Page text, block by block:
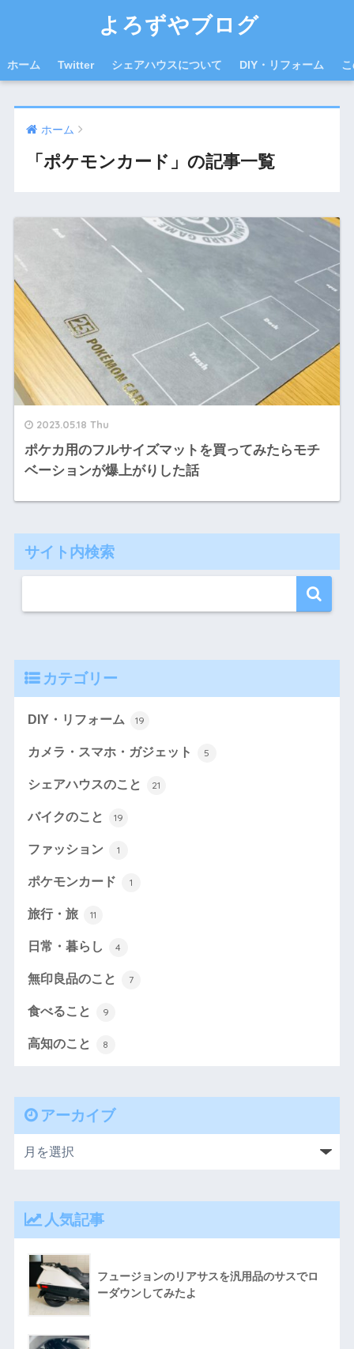
よろずやブログ
ホーム Twitter シェアハウスについて DIY・リフォーム
ホーム
「ポケモンカード」の記事一覧
2023.05.18 Thu
ポケカ用のフルサイズマットを買ってみたらモチ
ベーションが爆上がりした話
サイト内検索
カテゴリー
DIY・リフォーム 19
カメラ・スマホ・ガジェット 5
シェアハウスのこと 21
バイクのこと 19
ファッション 1
ポケモンカード 1
旅行・旅 11
日常・暮らし 4
無印良品のこと 7
食べること 9
高知のこと 8
アーカイブ
人気記事
フュージョンのリアサスを汎用品のサスでロ
ーダウンしてみたよ